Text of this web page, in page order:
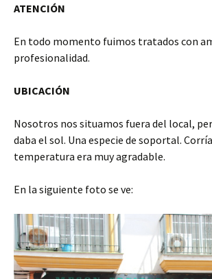
ATENCIÓN
En todo momento fuimos tratados con
profesionalidad.
UBICACIÓN
Nosotros nos situamos fuera del local,
daba el sol. Una especie de soportal.
temperatura era muy agradable.
En la siguiente foto se ve: